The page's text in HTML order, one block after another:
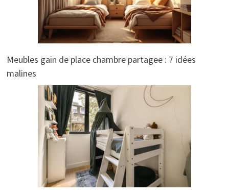
Meubles gain de place chambre partagee : 7 idées
malines